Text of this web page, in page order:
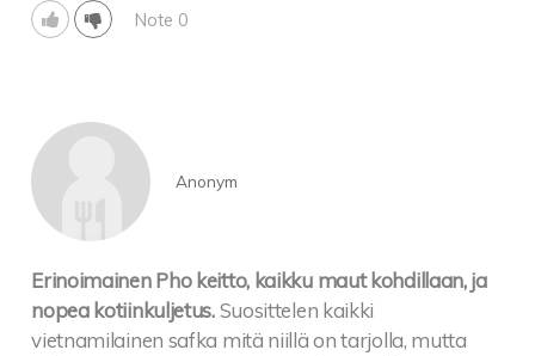
Note 0
Anonym
Erinoimainen Pho keitto, kaikku maut kohdillaan, ja
nopea kotiinkuljetus.Suosittelen kaikki
vietnamilainen safka mitä niillä on tarjolla, mutta